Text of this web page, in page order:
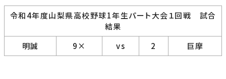
令和4年度山梨県高校野球1年生パート大会１回戦 試合
結果
明誠
9× vs 2 巨摩